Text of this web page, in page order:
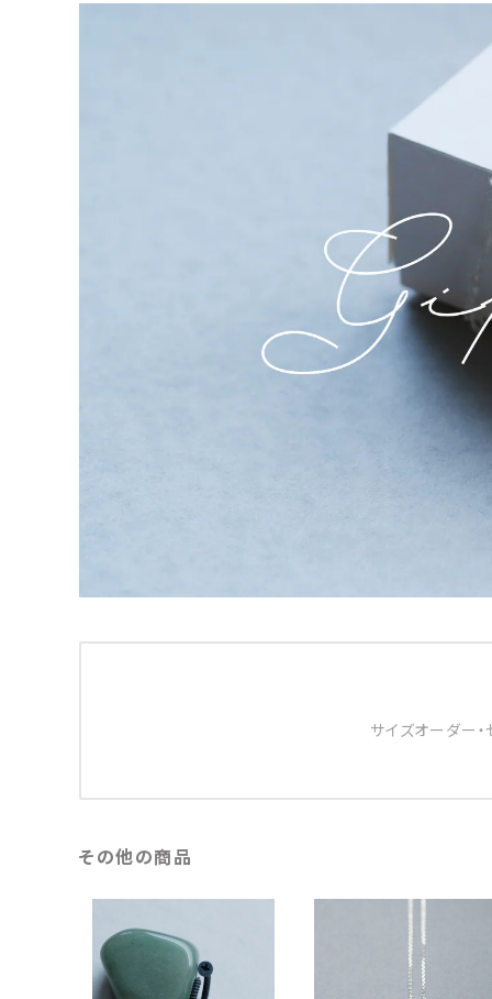
サイズオーダー
その他の商品